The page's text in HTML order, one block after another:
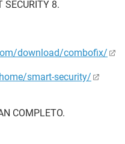
SECURITY 8.
download/combofix/
smart-security/
COMPLETO.